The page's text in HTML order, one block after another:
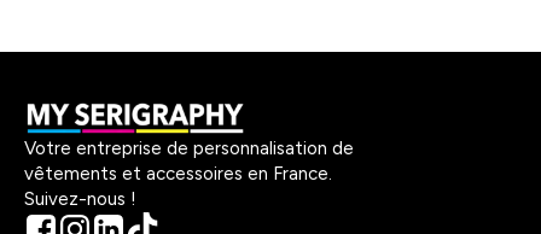
Votre entreprise de personnalisation de
vêtements et accessoires en France.
Suivez-nous !